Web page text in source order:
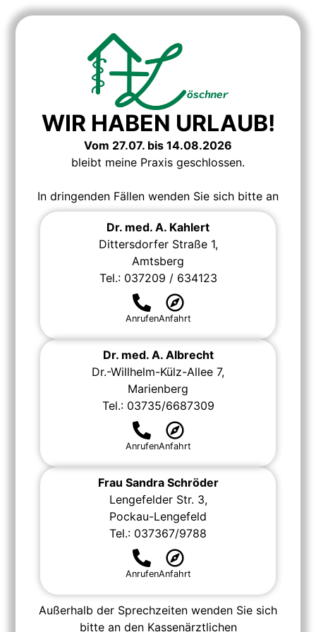
springen
WIR HABEN URLAUB!
Vom 27.07. bis 14.08.2026
bleibt meine Praxis geschlossen.
In dringenden Fällen wenden Sie sich bitte an
Dr. med. A. Kahlert
Dittersdorfer Straße 1,
Amtsberg
Tel.: 037209 / 634123
AnrufenAnfahrt
Dr. med. A. Albrecht
Dr.-Willhelm-Külz-Allee 7,
Marienberg
Tel.: 03735/6687309
AnrufenAnfahrt
Frau Sandra Schröder
Lengefelder Str. 3,
Pockau-Lengefeld
Tel.: 037367/9788
AnrufenAnfahrt
Außerhalb der Sprechzeiten wenden Sie sich
bitte an den Kassenärztlichen